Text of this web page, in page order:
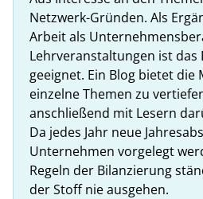
Netzwerk-Gründen. Als
Arbeit als
Lehrveranstaltungen ist
geeignet. Ein Blog bietet die
einzelne Themen zu
anschließend mit Lesern
Da jedes Jahr neue
Unternehmen vorgelegt
Regeln der Bilanzierung
der Stoff nie ausgehen.